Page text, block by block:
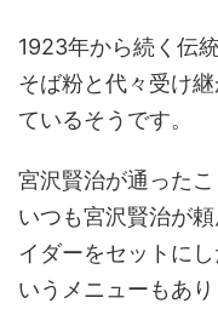
1923年から続く伝
そば粉と代々受け
ているそうです。
宮沢賢治が通った
いつも宮沢賢治が
イダーをセットに
いうメニューもあり